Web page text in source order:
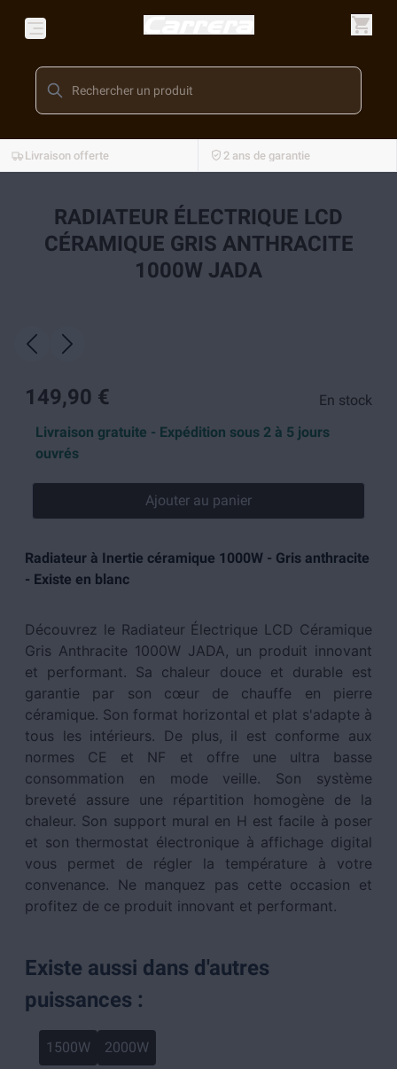
Livraison offerte 2 ans de garantie
RADIATEUR ÉLECTRIQUE LCD
CÉRAMIQUE GRIS ANTHRACITE
1000W JADA
149,90 €
En stock
Livraison gratuite - Expédition sous 2 à 5 jours
ouvrés
Ajouter au panier
Radiateur à Inertie céramique 1000W - Gris anthracite
- Existe en blanc
Découvrez le Radiateur Électrique LCD Céramique
Gris Anthracite 1000W JADA, un produit innovant
et performant. Sa chaleur douce et durable est
garantie par son cœur de chauffe en pierre
céramique. Son format horizontal et plat s'adapte à
tous les intérieurs. De plus, il est conforme aux
normes CE et NF et offre une ultra basse
consommation en mode veille. Son système
breveté assure une répartition homogène de la
chaleur. Son support mural en H est facile à poser
et son thermostat électronique à affichage digital
vous permet de régler la température à votre
convenance. Ne manquez pas cette occasion et
profitez de ce produit innovant et performant.
Existe aussi dans d'autres
puissances :
1500W 2000W